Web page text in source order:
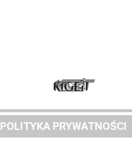
POLITYKA PRYWATNOŚCI